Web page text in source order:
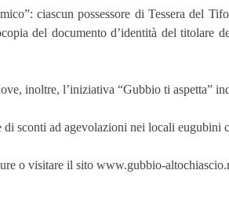
ciascun possessore di Tessera del
del documento d’identità del
inoltre, l’iniziativa “Gubbio ti aspetta”
sconti ad agevolazioni nei locali eugubini
o visitare il sito www.gubbio-